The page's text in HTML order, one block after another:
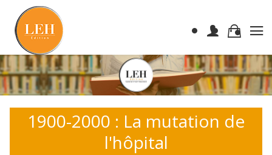
1900-2000 : La mutation de
l'hôpital